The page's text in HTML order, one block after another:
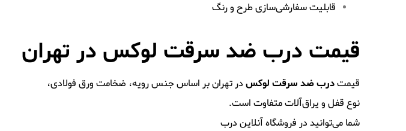
قابلیت سفارشی‌سازی طرح و رنگ
قیمت درب ضد سرقت لوکس در تهران
قیمتدرب ضد سرقت لوکس در تهران بر اساس جنس رویه، ضخامت ورق فولادی،
نوع قفل و یراق‌آلات متفاوت است.
شما می‌توانید در فروشگاه آنلاین درب